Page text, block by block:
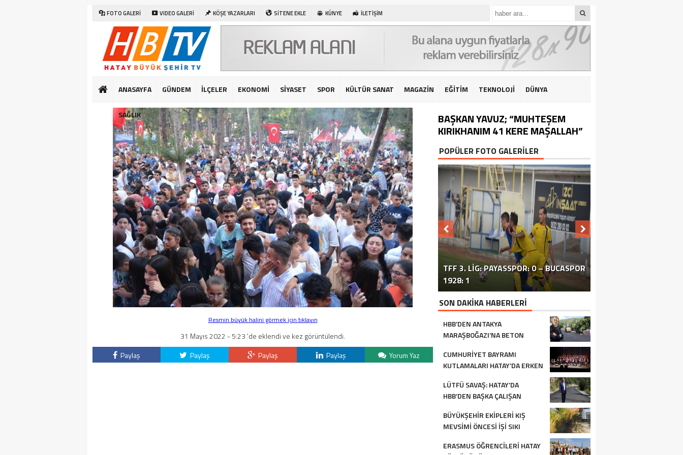
FOTO GALERİ VIDEO GALERİ KÖŞE YAZARLARI SİTENE EKLE KÜNYE İLETİŞİM
ANASAYFA GÜNDEM İLÇELER EKONOMİ SİYASET SPOR KÜLTÜR SANAT MAGAZİN EĞİTİM TEKNOLOJİ DÜNYA
SAĞLIK
Resmin büyük halini görmek için tıklayın
31 Mayıs 2022 - 5:23 'de eklendi ve kez görüntülendi.
Paylaş
Paylaş Paylaş Paylaş Yorum Yaz
BAŞKAN YAVUZ; “MUHTEŞEM
KIRIKHANIM 41 KERE MAŞALLAH”
POPÜLER FOTO GALERİLER
ERZİNLİ ÇİFTÇİLERE GIDA VE
TURUNÇGİL EĞİTİMİ VERİLDİ
HATAY’DAKI ÇATIŞMA VE PATLAMA:
BÖLGEDE OPERASYON SÜRÜYOR
TFF 3. LIG: PAYASSPOR: 0 – BUCASPOR
1928: 1
SİVİL TOPLUM ÖRGÜTLERİ ORTAK
BASIN TOPLANTISI FOTOĞRAF
SON DAKİKA HABERLERİ
HBB’DEN ANTAKYA
MARAŞBOĞAZI’NA BETON
CUMHURİYET BAYRAMI
KUTLAMALARI HATAY’DA ERKEN
LÜTFÜ SAVAŞ: HATAY’DA
HBB’DEN BAŞKA ÇALIŞAN
BÜYÜKŞEHİR EKİPLERİ KIŞ
MEVSİMİ ÖNCESİ İŞİ SIKI
ERASMUS ÖĞRENCİLERİ HATAY